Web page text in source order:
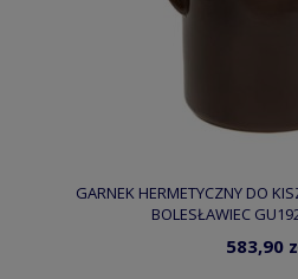
GARNEK HERMETYCZNY DO
BOLESŁAWIEC
583,90